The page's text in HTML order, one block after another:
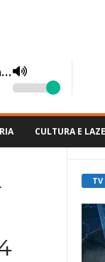
CULTURA E
TV